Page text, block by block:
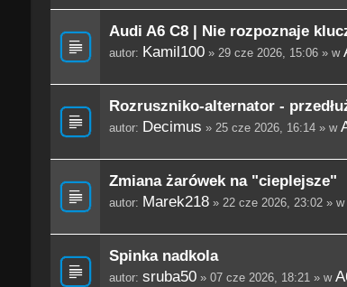
Audi A6 C8 | Nie rozpoznaje
autor: Kamil100» 29 cze 2026, 15:06 » w
Rozruszniko-alternator -
autor: Decimus » 25 cze 2026, 16:14 » w
Zmiana żarówek na "cieplejsze"
autor: Marek218» 22 cze 2026, 23:02 » w
Spinka nadkola
autor: sruba50» 07 cze 2026, 18:21 » w